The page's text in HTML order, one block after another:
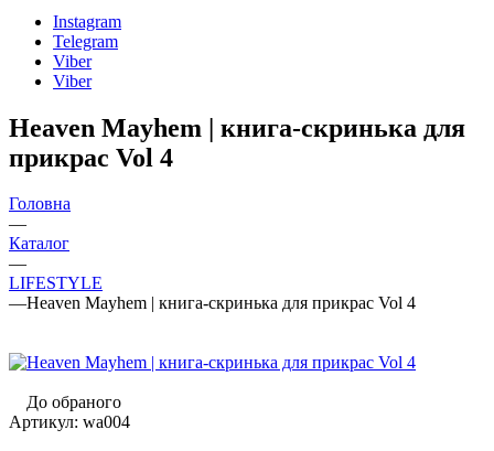
Instagram
Telegram
Viber
Viber
Heaven Mayhem | книга-скринька для
прикрас Vol 4
Головна
—
Каталог
—
LIFESTYLE
—Heaven Mayhem | книга-скринька для прикрас Vol 4
До обраного
Артикул: wa004